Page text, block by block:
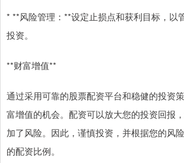
* **风险管理：**设定止损点和获利目标，以
投资。
**财富增值**
通过采用可靠的股票配资平台和稳健的投资
富增值的机会。配资可以放大您的投资回报
加了风险。因此，谨慎投资，并根据您的风
的配资比例。